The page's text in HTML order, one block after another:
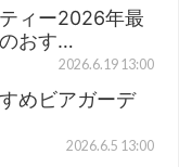
ィー2026年最
おす…
2026.6.19 13:00
めビアガーデ
2026.6.5 13:00